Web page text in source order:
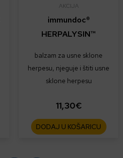
AKCIJA
immundoc®
HERPALYSIN™
balzam za usne sklone
herpesu, njeguje i štiti usne
sklone herpesu
11,30€
DODAJ U KOŠARICU